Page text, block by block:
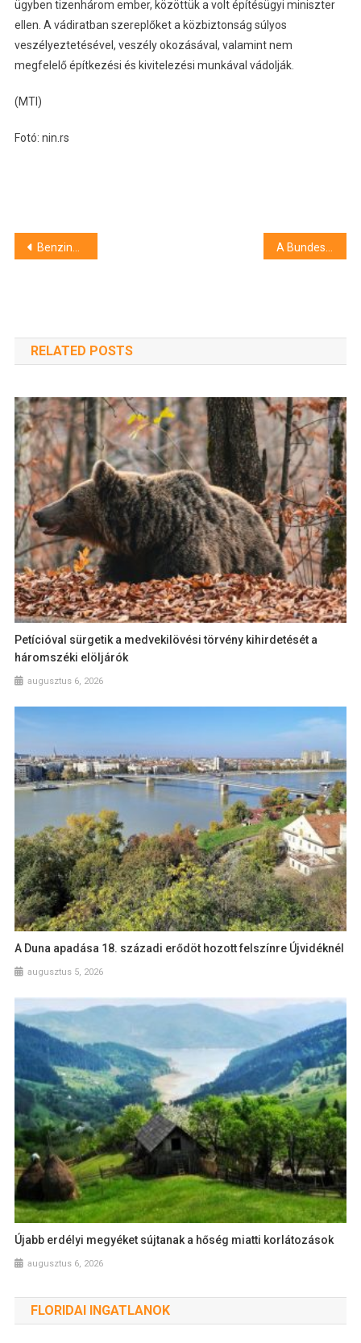
ügyben tizenhárom ember, közöttük a volt építésügyi miniszter
ellen. A vádiratban szereplőket a közbiztonság súlyos
veszélyeztetésével, veszély okozásával, valamint nem
megfelelő építkezési és kivitelezési munkával vádolják.
(MTI)
Fotó: nin.rs
Bejegyzés
Benzinnel locsolta le családja házát egy borsodi férfi – emberölési kísérlet miatt emeltek vádat ellene
RELATED POSTS
Petícióval sürgetik a medvekilövési törvény kihirdetését a
háromszéki elöljárók
augusztus 6, 2026
A Duna apadása 18. századi erődöt hozott felszínre Újvidéknél
augusztus 5, 2026
Újabb erdélyi megyéket sújtanak a hőség miatti korlátozások
augusztus 6, 2026
FLORIDAI INGATLANOK